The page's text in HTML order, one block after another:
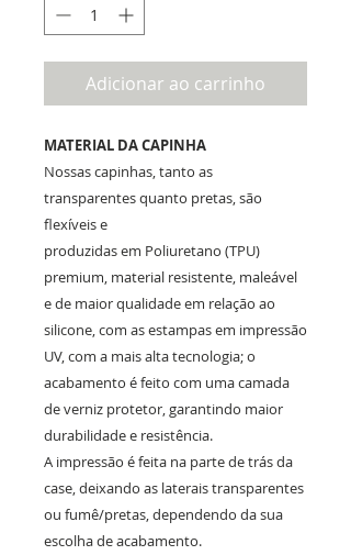
Adicionar ao carrinho
MATERIAL DA CAPINHA
Nossas capinhas, tanto as
transparentes quanto pretas, são
flexíveis e
produzidas em Poliuretano (TPU)
premium, material resistente, maleável
e de maior qualidade em relação ao
silicone, com as estampas em impressão
UV, com a mais alta tecnologia; o
acabamento é feito com uma camada
de verniz protetor, garantindo maior
durabilidade e resistência.
A impressão é feita na parte de trás da
case, deixando as laterais transparentes
ou fumê/pretas, dependendo da sua
escolha de acabamento.